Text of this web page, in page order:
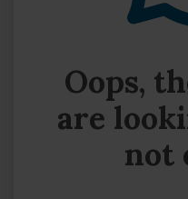
Oops,
are
not